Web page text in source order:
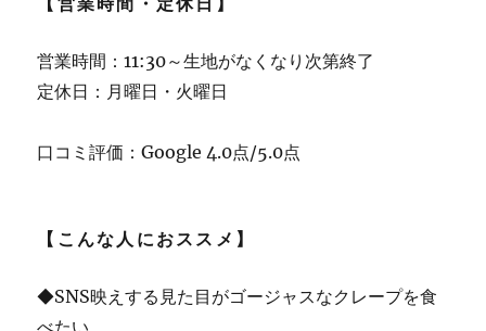
営業時間：11:30～生地がなくなり次第終了
定休日：月曜日・火曜日
口コミ評価：Google 4.0点/5.0点
【こんな人におススメ】
◆SNS映えする見た目がゴージャスなクレープを食
べたい